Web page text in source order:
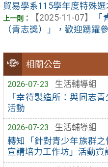
相關公告
2026-07-23
生活輔導組
「幸符製造所：與同志
活動
2026-07-23
生活輔導組
轉知「針對青少年族群之
宣講培力工作坊」活動資
貿易學系115學年度特殊選
【2025-11-07】
（青志獎）」，歡迎踴躍